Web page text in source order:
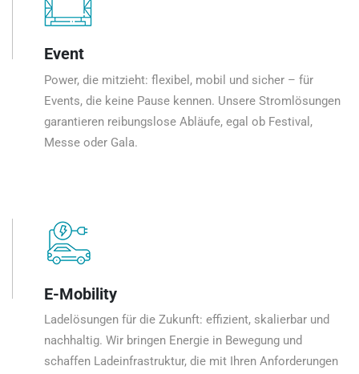
Event
Power, die mitzieht: flexibel, mobil und sicher – für
Events, die keine Pause kennen. Unsere Stromlösungen
garantieren reibungslose Abläufe, egal ob Festival,
Messe oder Gala.
E-Mobility
Ladelösungen für die Zukunft: effizient, skalierbar und
nachhaltig. Wir bringen Energie in Bewegung und
schaffen Ladeinfrastruktur, die mit Ihren Anforderungen